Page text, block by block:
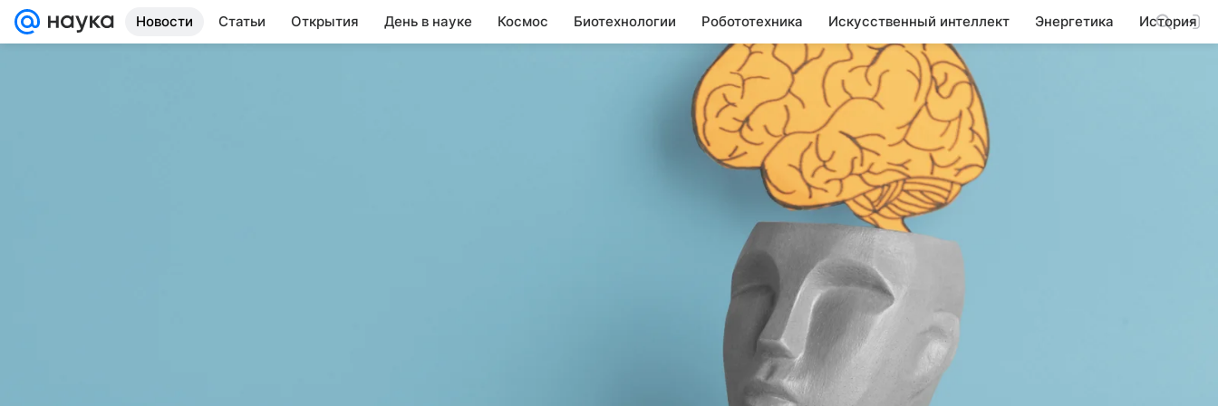
Новости Статьи Открытия День в науке Космос Биотехнологии Робототехника Искусственный интеллект Энергетика История